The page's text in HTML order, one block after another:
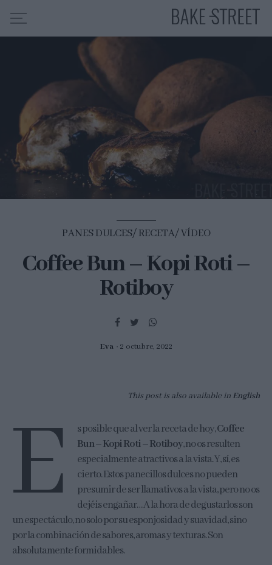
INDICE DE RECETAS
SOBRE MÍ
MIS CURSOS
CONTACTO
ES EN
PANES DULCES RECETA VÍDEO
Coffee Bun – Kopi Roti –
Rotiboy
Eva 2 octubre, 2022
This post is also available in English
E s posible que al ver la receta de hoy,Coffee
Bun – Kopi Roti – Rotiboy, no os resulten
especialmente atractivos a la vista. Y, sí, es
cierto. Estos panecillos dulces no pueden
presumir de ser llamativos a la vista, pero no os
dejéis engañar… A la hora de degustarlos son
un espectáculo, no solo por su esponjosidad y suavidad, sino
por la combinación de sabores, aromas y texturas. Son
absolutamente formidables.